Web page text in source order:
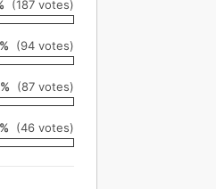
(187 votes)
(94 votes)
(87 votes)
(46 votes)